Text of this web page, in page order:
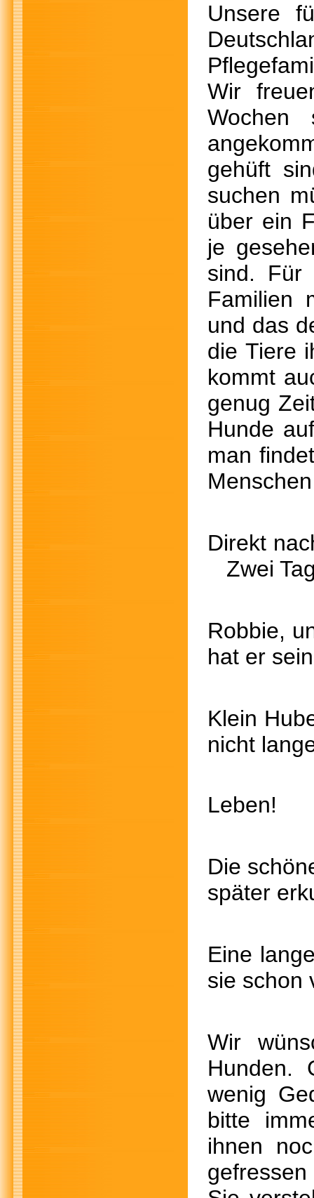
Unsere
Wir
gehüft
suchen
über ein
je
sind. Für
Familien
und das
die Tiere
kommt
genug
Hunde
man
Direkt
Zwei
hat er
Klein
nicht
Leben!
Die
später
Eine
sie schon
Wir
Hunden.
wenig
bitte
ihnen